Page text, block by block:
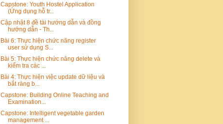
Capstone: Youth Hostel Application
(Ứng dụng hỗ tr...
Cập nhật 8 đề tài hướng dẫn và đồng
hướng dẫn - Th...
Bài 6: Thực hiện chức năng register
user sử dụng S...
Bài 5: Thực hiện chức năng delete và
kiểm tra các ...
Bài 4: Thực hiện việc update dữ liệu và
bắt ràng b...
Capstone: Building Online Teaching and
Examination...
Capstone: Intelligent vegetable garden
management ...